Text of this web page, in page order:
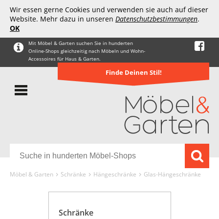
Wir essen gerne Cookies und verwenden sie auch auf dieser
Website. Mehr dazu in unseren Datenschutzbestimmungen.
OK
Mit Möbel & Garten suchen Sie in hunderten
Online-Shops gleichzeitig nach Möbeln und Wohn-
Accessoires für Haus & Garten.
Finde Deinen Stil!
Möbel & Garten Schränke Hängeschränke Glas-Hängeschränke
Schränke